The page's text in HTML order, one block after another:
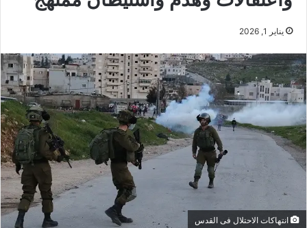
يناير 1, 2026
انتهاكات الاحتلال فى القدس